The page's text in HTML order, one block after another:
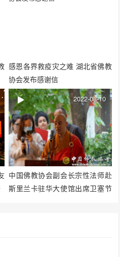
感恩各界救疫灾之难 湖北省佛教
协会发布感谢信
中国佛教协会副会长宗性法师赴
斯里兰卡驻华大使馆出席卫塞节
2022-08-10